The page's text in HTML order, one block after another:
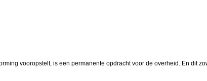
vooropstelt, is een permanente opdracht voor de overheid. En dit